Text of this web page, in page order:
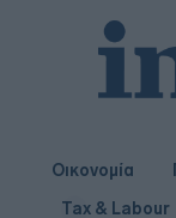
Οικονομία
Tax & Labour